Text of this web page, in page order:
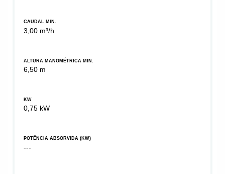
CAUDAL MIN.
3,00 m³/h
ALTURA MANOMÉTRICA MIN.
6,50 m
KW
0,75 kW
POTÊNCIA ABSORVIDA (KW)
---